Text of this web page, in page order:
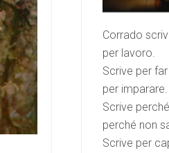
Corrado
per lavoro.
Scrive per
per imparare.
Scrive
perché non
Scrive per